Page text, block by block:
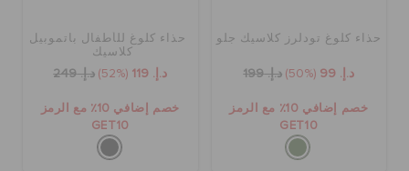
حذاء كلوغ تودلرز كلاسيك جلو
د.إ. 99 (50%) د.إ. 199
خصم إضافي 10٪ مع الرمز
GET10
حذاء كلوغ للأطفال باتموبيل
كلاسيك
د.إ. 119 (52%) د.إ. 249
خصم إضافي 10٪ مع الرمز
GET10